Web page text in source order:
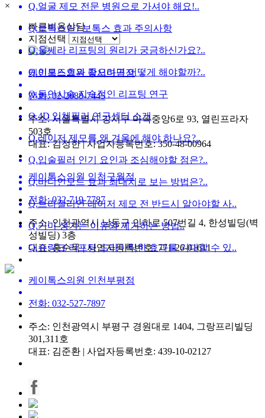
Q.얼굴 제모 전문 병원으로 가셔야 해요!..
Q.보톡스란? 보톡스 효과 주의사항
Q.울쎄라 리프팅의 원리가 궁금하신가요?..
Q.인모드효과 좋으려면 어떻게 해야할까?..
Q.동안시술 지속적인 리프팅 연구
Q.4D 입체필러 연구센터 소개
Q.레이저 제모를 왜 겨울에 해야 하나요?..
Q.입술필러 인기 요인과 조심해야할 점은?..
Q.바디인모드 효과 최대치로 보는 방법은?..
Q.브라질리언 레이저 제모 전 반드시 알아야할 사..
Q.기미 생기는 이유와 제거하는 방법..
Q.슈링크 리프팅 드라마틱한 효과를 기대할 수 있..
×
빠른비용상담
지점선택
케이톡스의원 강서마곡점
전화: 02-2088-7445
주소: 서울특별시 강서구 마곡중앙6로 93, 열린프라자
503호
대표: 김정한 | 사업자등록번호: 350-48-00964
케이톡스의원 인천구월점
전화: 032-719-7787
주소: 인천광역시 남동구 인하로 507번길 4, 한성빌딩(벽
성빌딩) 3층
대표: 홍순묵 | 사업자등록번호: 771-26-01611
케이톡스의원 인천부평점
전화: 032-527-7897
주소: 인천광역시 부평구 경원대로 1404, 그랑프리빌딩
301,311호
대표: 김준환 | 사업자등록번호: 439-10-02127